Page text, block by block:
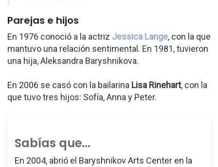
Parejas e hijos
En 1976 conoció a la actriz Jessica Lange, con la que
mantuvo una relación sentimental. En 1981, tuvieron
una hija, Aleksandra Baryshnikova.
En 2006 se casó con la bailarina Lisa Rinehart, con la
que tuvo tres hijos: Sofía, Anna y Peter.
Sabías que...
En 2004, abrió el Baryshnikov Arts Center en la